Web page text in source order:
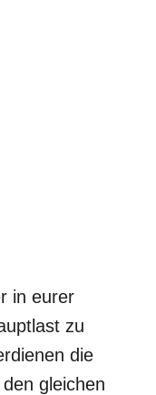
in eurer
zu
die
gleichen